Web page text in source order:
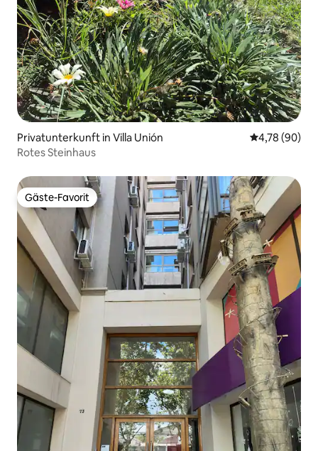
Privatunterkunft in Villa Unión
4,78 (90)
Rotes Steinhaus
Gäste-Favorit
Gäste-Favorit